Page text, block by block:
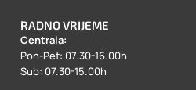
RADNO VRIJEME
Centrala:
Pon-Pet: 07.30-16.00h
Sub: 07.30-15.00h